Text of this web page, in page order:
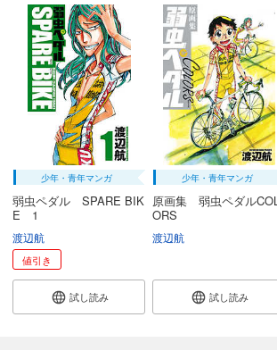
弱虫ペダル 83
649円 (税込)
あらすじを表示する
弱虫ペダル 84
649円 (税込)
あらすじを表示する
649
少年・青年マンガ
弱虫ペダル SPARE BIK
E 1
渡辺航
値引き
試し読み
少年・青年マンガ
原画集 弱虫ペダルCOL
ORS
渡辺航
試し読み